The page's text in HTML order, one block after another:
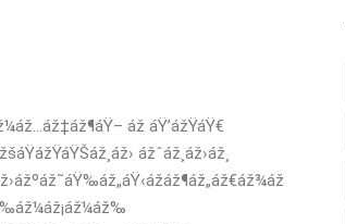
áž áŸ’ážŸáŸ€
ážˆáž¸áž›áž¸